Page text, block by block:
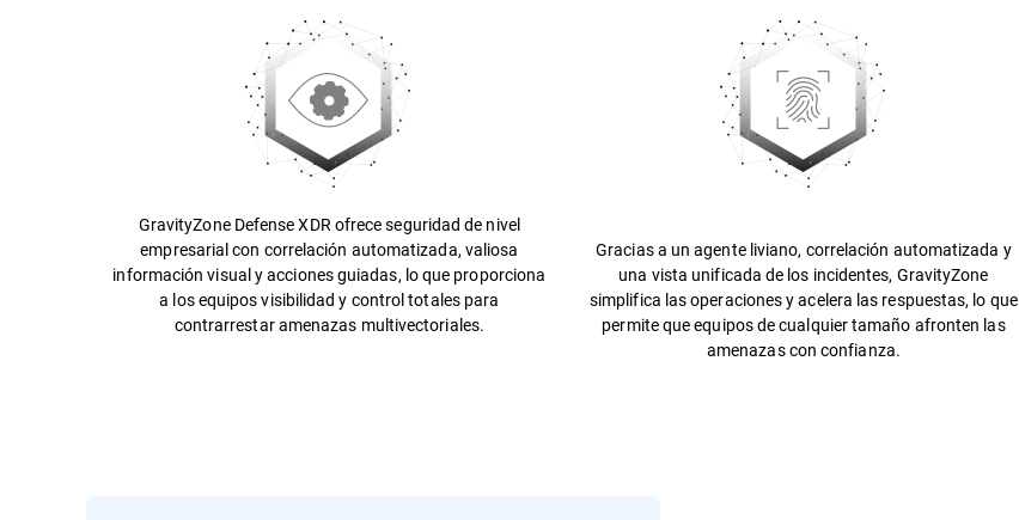
GravityZone Defense XDR ofrece seguridad de nivel
empresarial con correlación automatizada, valiosa
información visual y acciones guiadas, lo que proporciona
a los equipos visibilidad y control totales para
contrarrestar amenazas multivectoriales.
Gracias a un agente liviano, correlación automatizada y
una vista unificada de los incidentes, GravityZone
simplifica las operaciones y acelera las respuestas, lo que
permite que equipos de cualquier tamaño afronten las
amenazas con confianza.